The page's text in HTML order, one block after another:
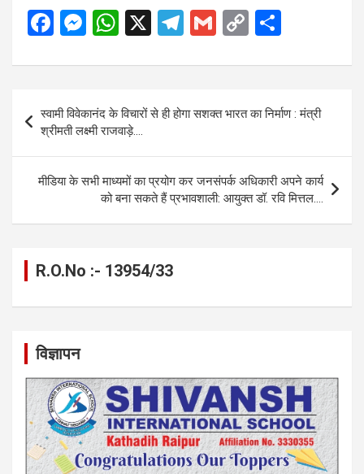
F
ce
b
o
o
k
M
se
n
g
er
W
at
s
A
p
p
X
T
e
a
m
G
ail
C
py
Li
n
k
ar
e
navigation
स्वामी विवेकानंद के विचारों से ही होगा सशक्त भारत का निर्माण : मंत्री
श्रीमती लक्ष्मी राजवाड़े….
मीडिया के सभी माध्यमों का प्रयोग कर जनसंपर्क अधिकारी अपने कार्य
को बना सकते हैं प्रभावशाली: आयुक्त डॉ. रवि मित्तल….
R.O.No :- 13954/33
विज्ञापन